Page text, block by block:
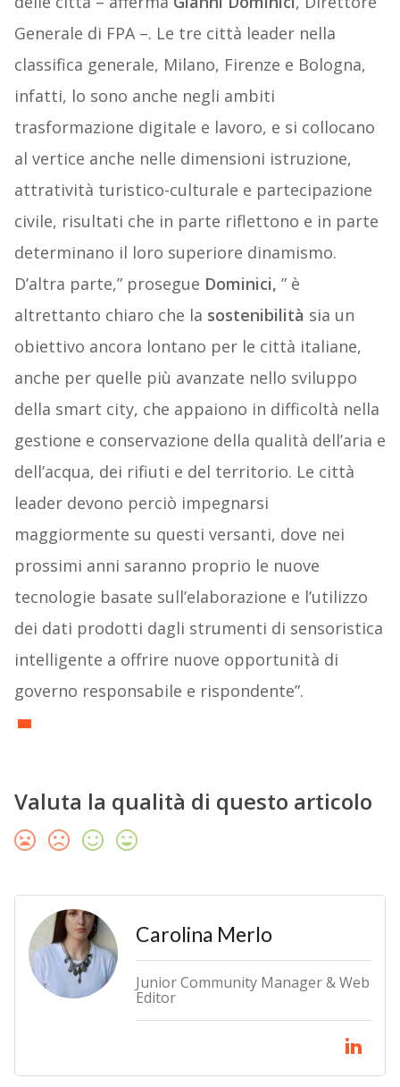
Generale di FPA –. Le tre città leader nella
classifica generale, Milano, Firenze e Bologna,
infatti, lo sono anche negli ambiti
trasformazione digitale e lavoro, e si collocano
al vertice anche nelle dimensioni istruzione,
attratività turistico-culturale e partecipazione
civile, risultati che in parte riflettono e in parte
determinano il loro superiore dinamismo.
D’altra parte,” prosegue Dominici, ” è
altrettanto chiaro che la sostenibilità sia un
obiettivo ancora lontano per le città italiane,
anche per quelle più avanzate nello sviluppo
della smart city, che appaiono in difficoltà nella
gestione e conservazione della qualità dell’aria e
dell’acqua, dei rifiuti e del territorio. Le città
leader devono perciò impegnarsi
maggiormente su questi versanti, dove nei
prossimi anni saranno proprio le nuove
tecnologie basate sull’elaborazione e l’utilizzo
dei dati prodotti dagli strumenti di sensoristica
intelligente a offrire nuove opportunità di
governo responsabile e rispondente”.
Valuta la qualità di questo articolo
Carolina Merlo
Junior Community Manager & Web
Editor